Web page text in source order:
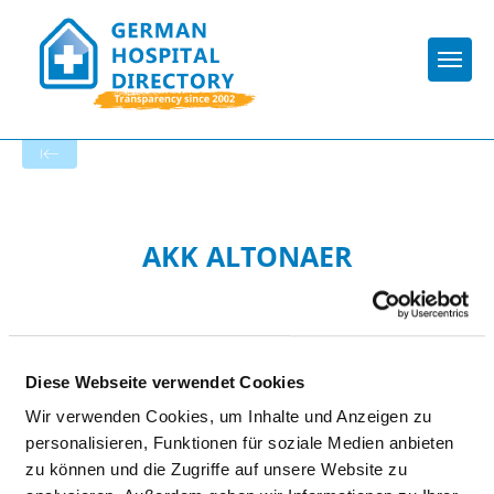
Diese Webseite verwendet Cookies
Wir verwenden Cookies, um Inhalte und Anzeigen zu
personalisieren, Funktionen für soziale Medien anbieten
zu können und die Zugriffe auf unsere Website zu
AKK ALTONAER
KINDERKRANKENHAUS